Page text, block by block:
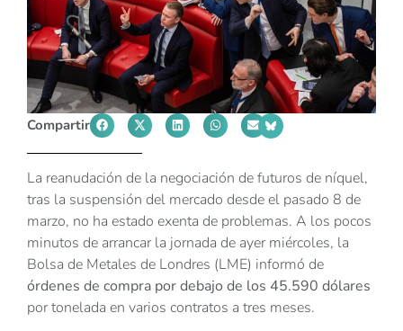
Compartir
La reanudación de la negociación de futuros de níquel,
tras la suspensión del mercado desde el pasado 8 de
marzo, no ha estado exenta de problemas. A los pocos
minutos de arrancar la jornada de ayer miércoles, la
Bolsa de Metales de Londres (LME) informó de
órdenes de compra por debajo de los 45.590 dólares
por tonelada en varios contratos a tres meses.